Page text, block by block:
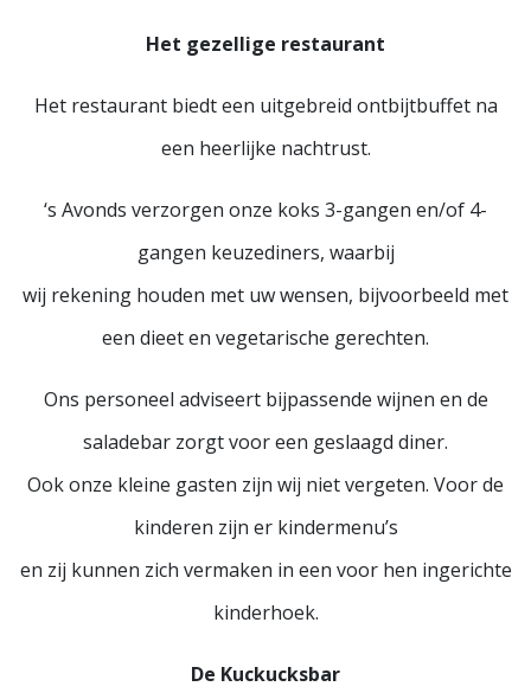
Het gezellige restaurant
Het restaurant biedt een uitgebreid ontbijtbuffet na
een heerlijke nachtrust.
‘s Avonds verzorgen onze koks 3-gangen en/of 4-
gangen keuzediners, waarbij
wij rekening houden met uw wensen, bijvoorbeeld met
een dieet en vegetarische gerechten.
Ons personeel adviseert bijpassende wijnen en de
saladebar zorgt voor een geslaagd diner.
Ook onze kleine gasten zijn wij niet vergeten. Voor de
kinderen zijn er kindermenu’s
en zij kunnen zich vermaken in een voor hen ingerichte
kinderhoek.
De Kuckucksbar